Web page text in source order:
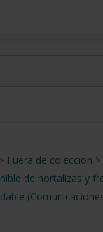
> Fuera de coleccion >
de hortalizas y